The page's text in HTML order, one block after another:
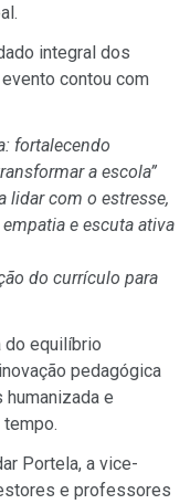
integral dos
contou com
fortalecendo
a escola”
lidar com o estresse,
e escuta ativa
do currículo para
do equilíbrio
pedagógica
e
Portela, a vice-
e professores